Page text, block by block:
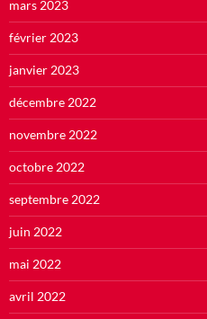
mars 2023
février 2023
janvier 2023
décembre 2022
novembre 2022
octobre 2022
septembre 2022
juin 2022
mai 2022
avril 2022